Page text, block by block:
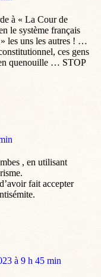
à « La Cour de
le système français
les uns les autres ! …
ces gens
quenouille … STOP
, en utilisant
fait accepter
à 9 h 45 min